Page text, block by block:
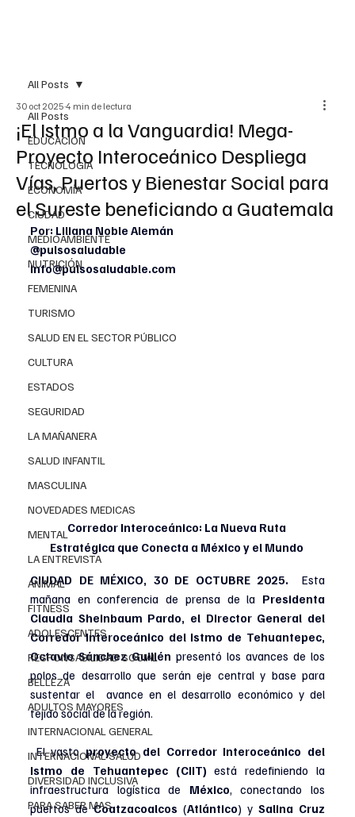
All Posts
EDUCACIÓN
TECNOLOGÍA
ECONOMÍA
CIUDAD
MEDIOAMBIENTE
NUTRICIÓN
FEMENINA
TURISMO
SALUD EN EL SECTOR PÚBLICO
CULTURA
ESTADOS
SEGURIDAD
LA MAÑANERA
SALUD INFANTIL
MASCULINA
NOVEDADES MEDICAS
MENTAL
LA ENTREVISTA
ANIMAL
FITNESS
ADOLESCENTES
RESPONSABILIDAD SOCIAL
BELLEZA
ADULTOS MAYORES
INTERNACIONAL GENERAL
INTERNACIONAL SALUD
DIVERSIDAD INCLUSIVA
PARA SABER MAS
All Posts
¡El Istmo a la Vanguardia! Mega-
Proyecto Interoceánico Despliega
Vías, Puertos y Bienestar Social para
el Sureste beneficiando a Guatemala
30 oct 2025 4 min de lectura
Por: Liliana Noble Alemán
@pulsosaludable
info@pulsosaludable.com
Corredor Interoceánico: La Nueva Ruta
Estratégica que Conecta a México y el Mundo
CIUDAD DE MÉXICO, 30 DE OCTUBRE 2025.
Esta
mañana en conferencia de prensa de la Presidenta
Claudia Sheinbaum Pardo, el Director General del
Corredor Interoceánico del Istmo de Tehuantepec,
Octavio Sánchez Guillén presentó los avances de los
polos de desarrollo que serán eje central y base para
sustentar el  avance en el desarrollo económico y del
tejido social de la región.
El vasto proyecto del Corredor Interoceánico del
Istmo de Tehuantepec (CIIT) está redefiniendo la
infraestructura logística de México, conectando los
puertos de Coatzacoalcos (Atlántico) y